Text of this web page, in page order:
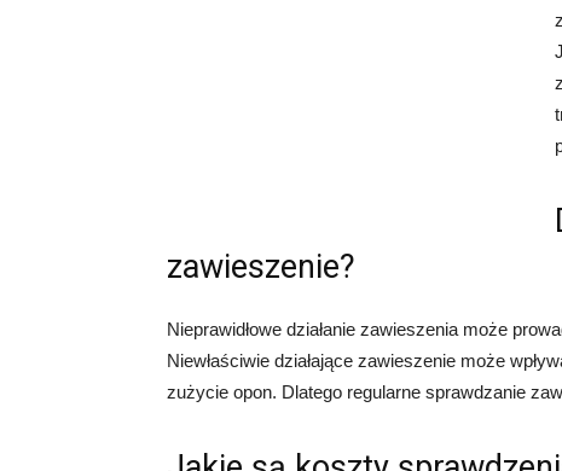
zawieszenie?
Nieprawidłowe działanie zawieszenia może
Niewłaściwie działające zawieszenie może
zużycie opon. Dlatego regularne sprawdzanie